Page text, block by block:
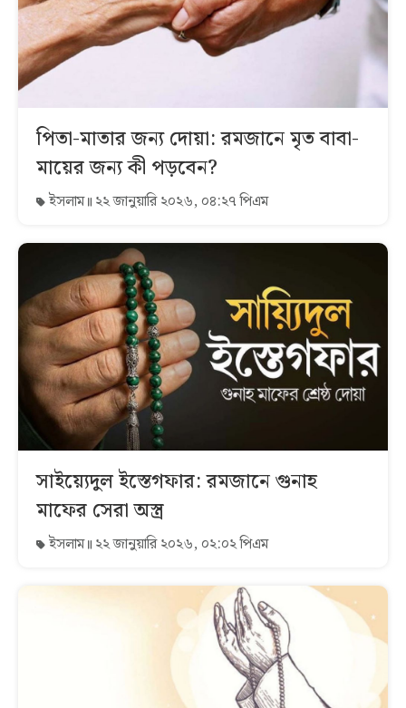
পিতা-মাতার জন্য দোয়া: রমজানে মৃত বাবা-
মায়ের জন্য কী পড়বেন?
ইসলাম ২২ জানুয়ারি ২০২৬, ০৪:২৭ পিএম
সাইয়্যেদুল ইস্তেগফার: রমজানে গুনাহ
মাফের সেরা অস্ত্র
ইসলাম ২২ জানুয়ারি ২০২৬, ০২:০২ পিএম